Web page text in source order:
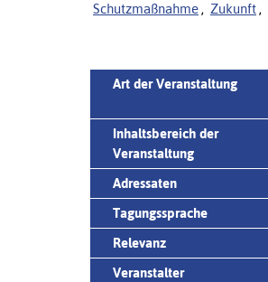
Schutzmaßnahme , Zukunft ,
Art der Veranstaltung
Inhaltsbereich der
Veranstaltung
Adressaten
Tagungssprache
Relevanz
Veranstalter